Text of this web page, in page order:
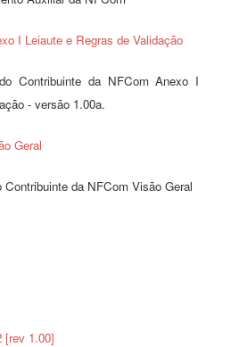
I Leiaute e Regras de Validação
Contribuinte da NFCom Anexo I
- versão 1.00a.
Geral
Contribuinte da NFCom Visão Geral
[rev 1.00]